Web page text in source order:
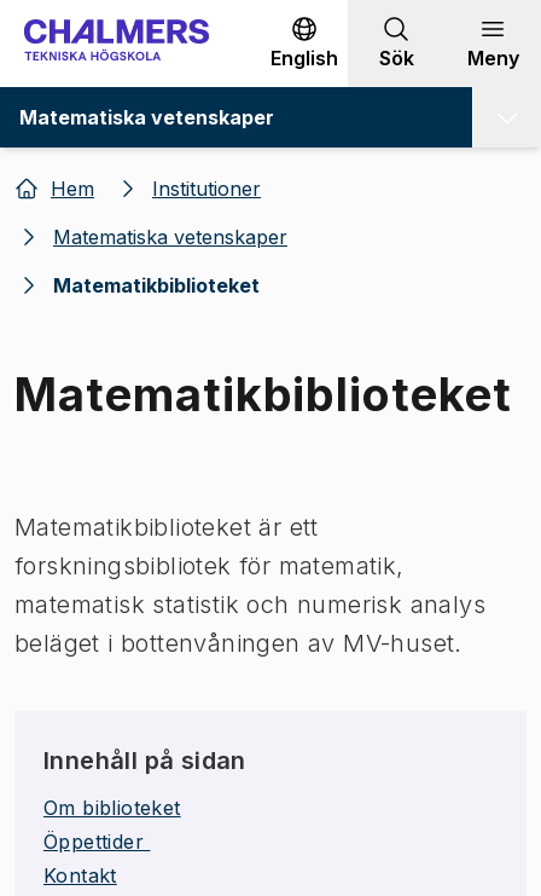
Gå till innehållet
English Sök Meny
Matematiska vetenskaper
Hem
Institutioner
Matematiska vetenskaper
Matematikbiblioteket
Matematikbiblioteket
Matematikbiblioteket är ett
forskningsbibliotek för matematik,
matematisk statistik och numerisk analys
beläget i bottenvåningen av MV-huset.
Innehåll på sidan
Om biblioteket
Öppettider
Kontakt